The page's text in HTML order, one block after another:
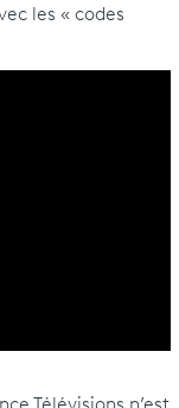
les « codes